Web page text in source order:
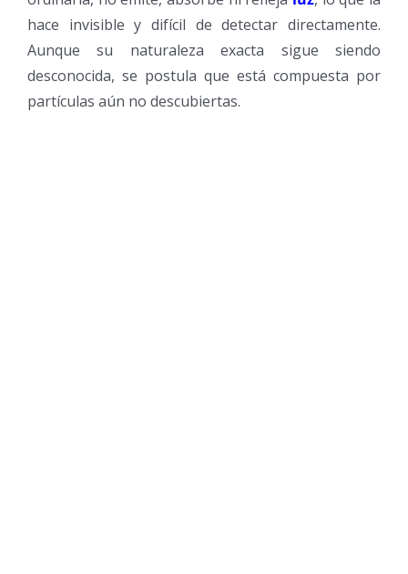
hace invisible y difícil de detectar directamente.
Aunque su naturaleza exacta sigue siendo
desconocida, se postula que está compuesta por
partículas aún no descubiertas.